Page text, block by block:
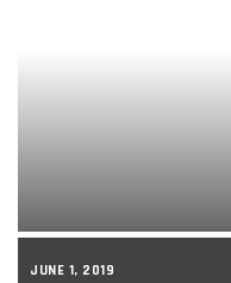
JUNE 1, 2019